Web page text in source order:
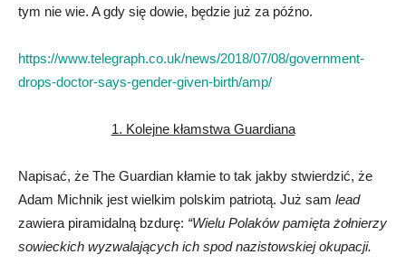
tym nie wie. A gdy się dowie, będzie już za późno.
https://www.telegraph.co.uk/news/2018/07/08/government-
drops-doctor-says-gender-given-birth/amp/
1. Kolejne kłamstwa Guardiana
Napisać, że The Guardian kłamie to tak jakby stwierdzić, że
Adam Michnik jest wielkim polskim patriotą. Już sam lead
zawiera piramidalną bzdurę: “Wielu Polaków pamięta żołnierzy
sowieckich wyzwalających ich spod nazistowskiej okupacji.